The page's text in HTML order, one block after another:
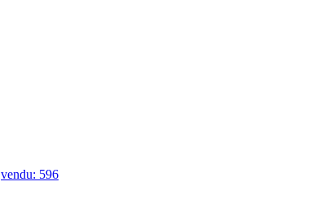
vendu: 596